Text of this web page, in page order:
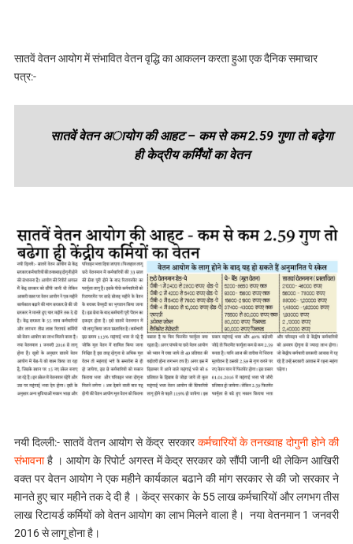
सातवें वेतन आयोग में संभावित वेतन वृद्धि का आकलन करता हुआ एक दैनिक समाचार
पत्र:-
सातवें वेतन अायोग की आहट – कम से कम 2.59 गुणा तो बढ़ेगा
ही केद्रीय कर्मिंयों का वेतन
नयी दिल्ली‍:- सातवें वेतन आयोग से केंद्र सरकारकर्मचारियों के तनख्वाह दोगुनी होने की
संभावनाहै । आयोग के रिपोर्ट अगस्त में केद्र सरकार को सौंपी जानी थी लेकिन आख‍िरी
वक्त पर वेतन आयोग ने एक महीने कार्यकाल बढाने की मांग सरकार से की जो सरकार ने
मानते हुए चार महीने तक दे दी है । केंद्र सरकार के 55 लाख कर्मचारियों और लगभग तीस
लाख रिटायर्ड कर्मियों को वेतन आयोग का लाभ मिलने वाला है। नया वेतनमान 1 जनवरी
2016 से लागू होना है।